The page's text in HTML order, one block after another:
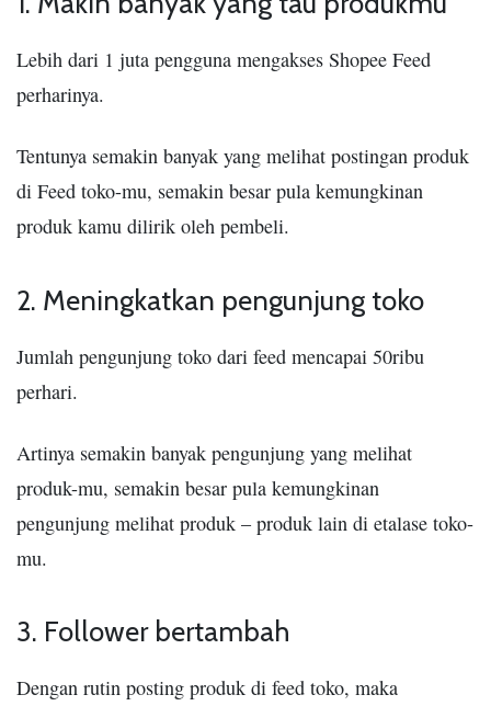
Lebih dari 1 juta pengguna mengakses Shopee Feed
perharinya.
Tentunya semakin banyak yang melihat postingan produk
di Feed toko-mu, semakin besar pula kemungkinan
produk kamu dilirik oleh pembeli.
2. Meningkatkan pengunjung toko
Jumlah pengunjung toko dari feed mencapai 50ribu
perhari.
Artinya semakin banyak pengunjung yang melihat
produk-mu, semakin besar pula kemungkinan
pengunjung melihat produk – produk lain di etalase toko-
mu.
3. Follower bertambah
Dengan rutin posting produk di feed toko, maka